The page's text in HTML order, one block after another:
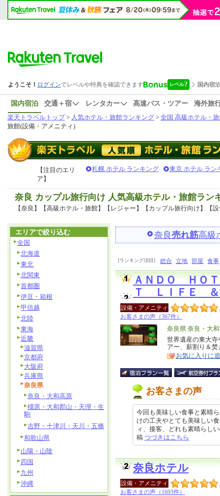
国内宿泊 交通＋宿 レンタカー 高速バス・ツアー
海外旅
楽天トラベルトップ> 人気ホテル・旅館ランキング > 全国 高級ホテル・
旅館(設備・アメニティ)
【注目のエリ
ア】
札幌 ホテル ランキング 東京 ホテル ラン
奈良 カップル旅行向け 人気高級ホテル・旅館ラン
【奈良】【高級ホテル・旅館】【レジャー】【カップル旅行向け】【
奈良売れ筋高級
[ランキング項目] 総合 立地 部屋 食事
ＡＮＤＯ ＨＯ
Ｔ ＬＩＦＥ
設備・アメニティ
お客さまの声（367件）
エ
リ
ア
奈良県 奈良・大
特
徴
世界遺産の東大
アー、薪割り＆
お気に入りに
お客さまの声
今回も美味しい食事と素晴
けの工夫やとても美味しい
ィ、接客、どれも素晴らし
稿 つづきはこちら
奈良ホテル
設備・アメニティ
お客さまの声（1693件）
エリアで絞り込む
全国
北海道
東北
北関東
首都圏
伊豆・箱根
甲信越
北陸
東海
近畿
滋賀県
京都府
大阪府
兵庫県
奈良県
奈良・大和高原
橿原・大和郡山・天理・生
駒
吉野・十津川・天川・五條
和歌山県
山陽・山陰
四国
九州
沖縄